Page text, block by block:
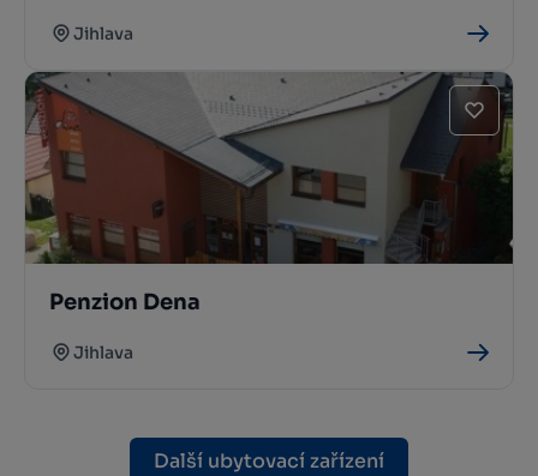
Jihlava
Penzion Dena
Jihlava
Další ubytovací zařízení